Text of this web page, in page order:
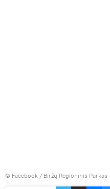
© Facebook / Biržų Regioninis Parkas